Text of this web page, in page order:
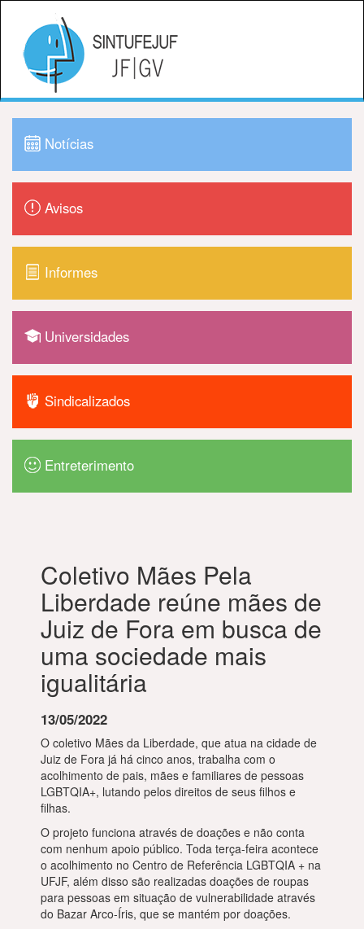
Notícias
Avisos
Informes
Universidades
Sindicalizados
Entreterimento
Coletivo Mães Pela
Liberdade reúne mães de
Juiz de Fora em busca de
uma sociedade mais
igualitária
13/05/2022
O coletivo Mães da Liberdade, que atua na cidade de
Juiz de Fora já há cinco anos, trabalha com o
acolhimento de pais, mães e familiares de pessoas
LGBTQIA+, lutando pelos direitos de seus filhos e
filhas.
O projeto funciona através de doações e não conta
com nenhum apoio público. Toda terça-feira acontece
o acolhimento no Centro de Referência LGBTQIA + na
UFJF, além disso são realizadas doações de roupas
para pessoas em situação de vulnerabilidade através
do Bazar Arco-Íris, que se mantém por doações.